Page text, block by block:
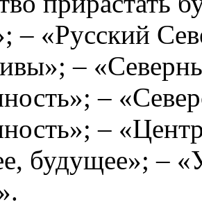
– «Русский
–
–
–
будущее»; –